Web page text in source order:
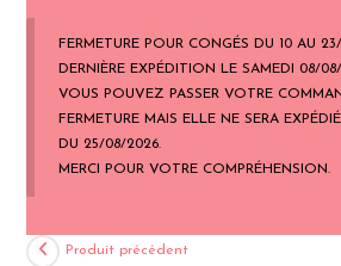
FERMETURE POUR CONGÉS DU 10 AU
DERNIÈRE EXPÉDITION LE SAMEDI 08/
VOUS POUVEZ PASSER VOTRE
FERMETURE MAIS ELLE NE SERA
DU 25/08/2026.
MERCI POUR VOTRE COMPRÉHENSION.
Produit précédent